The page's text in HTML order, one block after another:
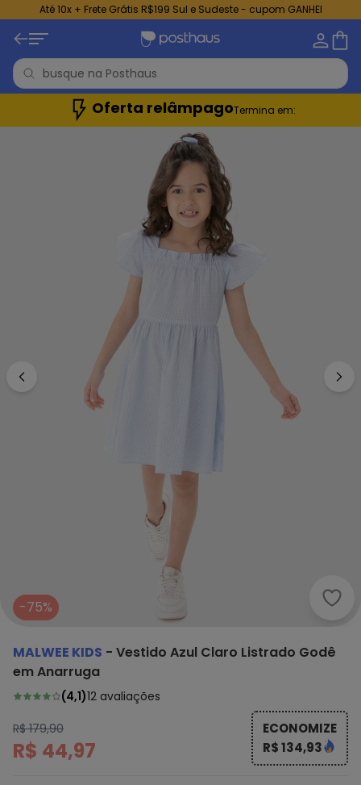
Até 10x + Frete Grátis R$199 Sul e Sudeste - cupom GANHEI
Oferta relâmpagoTermina em:
-75%
MALWEE KIDS - Vestido Azul Claro Listrado Godê
em Anarruga
(4,1)12 avaliações
R$ 179,90
R$ 44,97
ECONOMIZE
R$ 134,93